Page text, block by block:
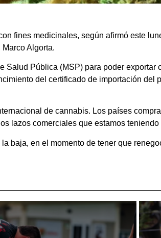
fines medicinales, según afirmó este
Algorta.
Pública (MSP) para poder
del certificado de importación del
de cannabis. Los países
lazos comerciales que estamos
baja, en el momento de tener que